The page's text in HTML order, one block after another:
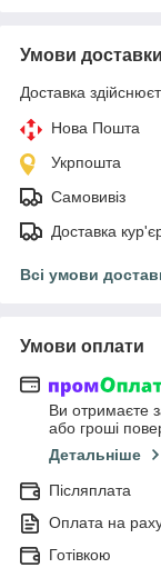
Умови доставки
Доставка
Нова Пошта
Укрпошта
Самовивіз
Доставка
Всі умови
Умови оплати
Ви отримаєте
або гроші
Детальніше
Післяплата
Оплата на
Готівкою